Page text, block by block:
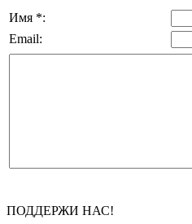
Имя *:
Email:
ПОДДЕРЖИ НАС!